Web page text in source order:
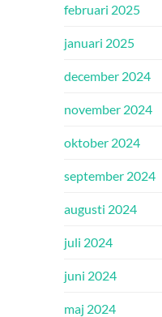
februari 2025
januari 2025
december 2024
november 2024
oktober 2024
september 2024
augusti 2024
juli 2024
juni 2024
maj 2024